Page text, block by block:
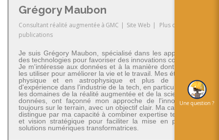
Grégory Maubon
Consultant réalité augmentée à GMC | Site Web |
Plus de
publications
Je suis Grégory Maubon, spécialisé dans les applications
des technologies pour favoriser des innovations concrètes.
Je m'intéresse aux données et à la manière dont on peut
les utiliser pour améliorer la vie et le travail. Mes études en
physique et en astrophysique et plus de 30 ans
d'expérience dans l'industrie de la tech, en particulier dans
les domaines de la réalité augmentée et de la science des
données, ont façonné mon approche de l'innovation -
toujours sur le terrain, avec un objectif clair. Ma carrière se
distingue par ma capacité à combiner expertise technique
et vision stratégique pour faciliter la mise en place de
solutions numériques transformatrices.
Une question ?